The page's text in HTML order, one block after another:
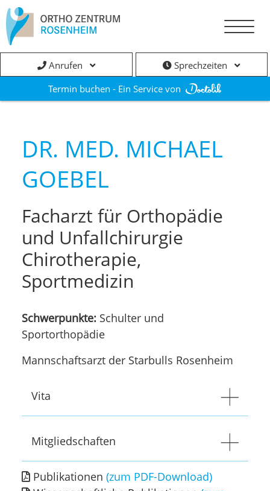
Anrufen
Sprechzeiten
Termin buchen - Ein Service von
DR. MED. MICHAEL
GOEBEL
Facharzt für Orthopädie
und Unfallchirurgie
Chirotherapie,
Sportmedizin
Schwerpunkte: Schulter und
Sportorthopädie
Mannschaftsarzt der Starbulls Rosenheim
Vita
Mitgliedschaften
Publikationen (zum PDF-Download)